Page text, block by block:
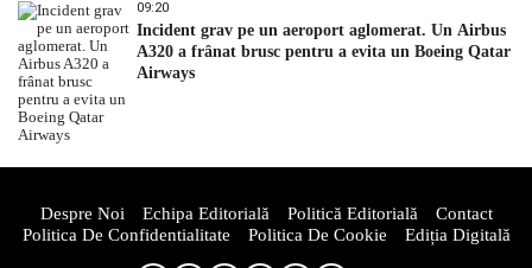
09:20
Incident grav pe un aeroport aglomerat. Un Airbus
A320 a frânat brusc pentru a evita un Boeing Qatar
Airways
Despre Noi Echipa Editorială Politică Editorială
Contact
Politica De Confidentialitate
Politica De Cookie Ediția Digitală